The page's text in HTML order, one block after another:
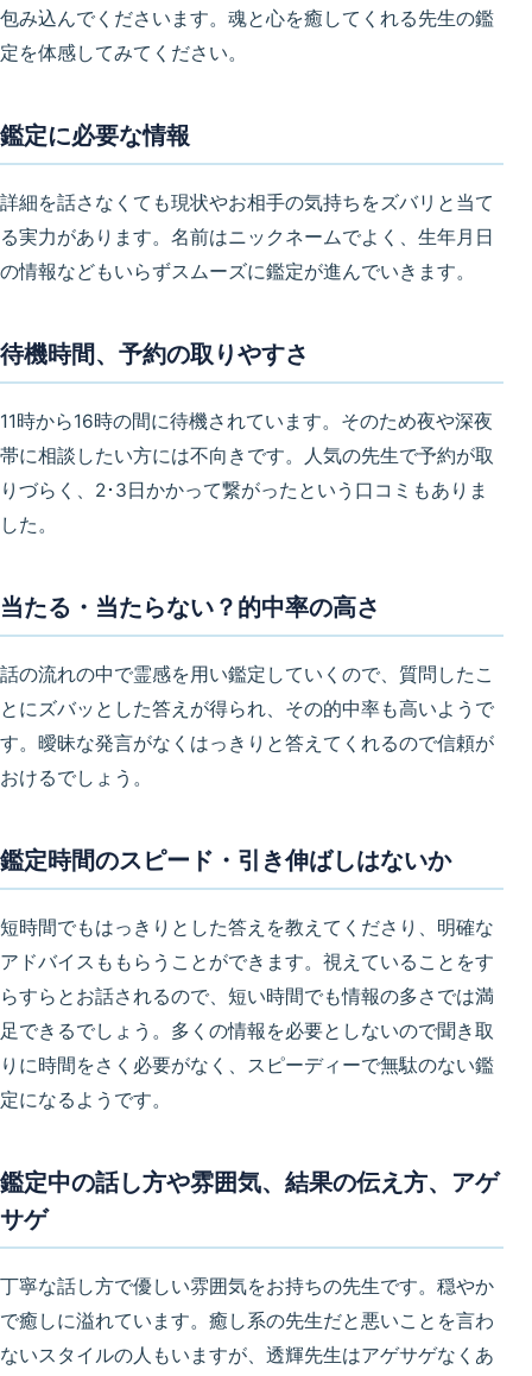
包み込んでくださいます。魂と心を癒してくれる先生の鑑
定を体感してみてください。
鑑定に必要な情報
詳細を話さなくても現状やお相手の気持ちをズバリと当て
る実力があります。名前はニックネームでよく、生年月日
の情報などもいらずスムーズに鑑定が進んでいきます。
待機時間、予約の取りやすさ
11時から16時の間に待機されています。そのため夜や深夜
帯に相談したい方には不向きです。人気の先生で予約が取
りづらく、2･3日かかって繋がったという口コミもありま
した。
当たる・当たらない？的中率の高さ
話の流れの中で霊感を用い鑑定していくので、質問したこ
とにズバッとした答えが得られ、その的中率も高いようで
す。曖昧な発言がなくはっきりと答えてくれるので信頼が
おけるでしょう。
鑑定時間のスピード・引き伸ばしはないか
短時間でもはっきりとした答えを教えてくださり、明確な
アドバイスももらうことができます。視えていることをす
らすらとお話されるので、短い時間でも情報の多さでは満
足できるでしょう。多くの情報を必要としないので聞き取
りに時間をさく必要がなく、スピーディーで無駄のない鑑
定になるようです。
鑑定中の話し方や雰囲気、結果の伝え方、アゲ
サゲ
丁寧な話し方で優しい雰囲気をお持ちの先生です。穏やか
で癒しに溢れています。癒し系の先生だと悪いことを言わ
ないスタイルの人もいますが、透輝先生はアゲサゲなくあ